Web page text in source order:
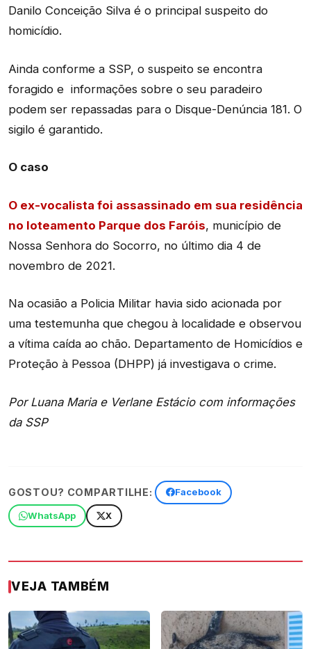
Danilo Conceição Silva é o principal suspeito do
homicídio.
Ainda conforme a SSP, o suspeito se encontra
foragido e informações sobre o seu paradeiro
podem ser repassadas para o Disque-Denúncia 181. O
sigilo é garantido.
O caso
O ex-vocalista foi assassinado em sua residência
no loteamento Parque dos Faróis, município de
Nossa Senhora do Socorro, no último dia 4 de
novembro de 2021.
Na ocasião a Policia Militar havia sido acionada por
uma testemunha que chegou à localidade e observou
a vítima caída ao chão. Departamento de Homicídios e
Proteção à Pessoa (DHPP) já investigava o crime.
Por Luana Maria e Verlane Estácio com informações
da SSP
GOSTOU? COMPARTILHE: Facebook
WhatsApp X
VEJA TAMBÉM